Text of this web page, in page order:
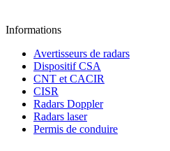
Informations
Avertisseurs de radars
Dispositif CSA
CNT et CACIR
CISR
Radars Doppler
Radars laser
Permis de conduire